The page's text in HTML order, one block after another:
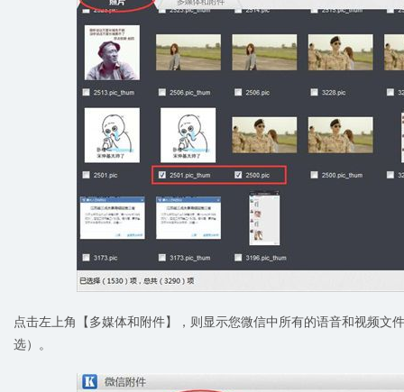
点击左上角【多媒体和附件】，则显示您微信中所有的语音和视频文
选）。